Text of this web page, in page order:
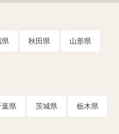
県 秋田県 山形県
葉県 茨城県 栃木県